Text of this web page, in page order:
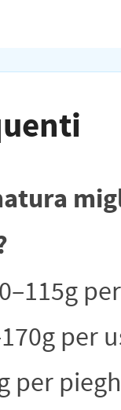
per
per
per